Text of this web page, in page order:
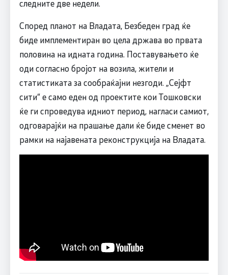
следните две недели.
Според планот на Владата, Безбеден град ќе
биде имплементиран во цела држава во првата
половина на идната година. Поставувањето ќе
оди согласно бројот на возила, жители и
статистиката за сообраќајни незгоди. „Сејфт
сити“ е само еден од проектите кои Тошковски
ќе ги спроведува идниот период, нагласи самиот,
одговарајќи на прашање дали ќе биде сменет во
рамки на најавената реконструкција на Владата.